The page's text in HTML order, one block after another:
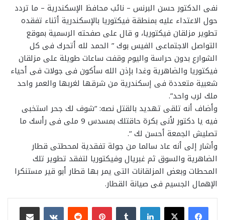
نفى الدكتور حسن البرنس – نائب محافظ الإسكندرية – ما تردد
حول الاعتداء عليه بمنطقة فيكتوريا بالإسكندرية أثناء تفقده
تطوير مزلقان فيكتوريا، و قال على صفحته الرسمية بموقع
التواصل الاجتماعى الفيس بوك ” الحمد لله أتحرك فى كل
الشوارع بدون حراسة واليوم وقفت ساعات طويلة على مزلقان
فيكتوريا والضاهرية وغدا بإذن الله سأكون فى جولات فى أحياء
شعبية متعددة فى إسكندرية من شرقها لغربها والعمر واحد
ملك لرب واحد”.
وأضاف أنه تلقى تهديد بالقتل نصه: “شوف لك جحر استخبى
فيه يا دكتور لأنى بكرة حاقتلك بمسدس 9 ملى فى رأسك ما
تصليش الجمعة أحسن لك “.
وأشار إلى أنه عاد سالما من جولة تفقدية لمحطتى قطار
الضاهرية والسوق ثم غبريال وفيكتوريا لتفقد تطوير تلك
المحطات وبعض المزلقانات التى يمر بها قطار أبو قير مستنكرا
الإهمال الجسيم فى صيانة القطار.
لينكدإن بينتيريست
مشاركة عبر البريد